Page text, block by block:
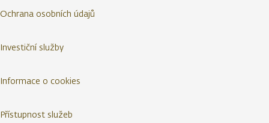
Ochrana osobních údajů
Investiční služby
Informace o cookies
Přístupnost služeb